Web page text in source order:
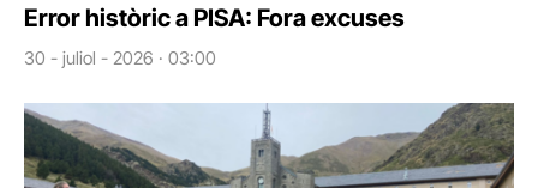
Error històric a PISA: Fora excuses
30 - juliol - 2026 · 03:00